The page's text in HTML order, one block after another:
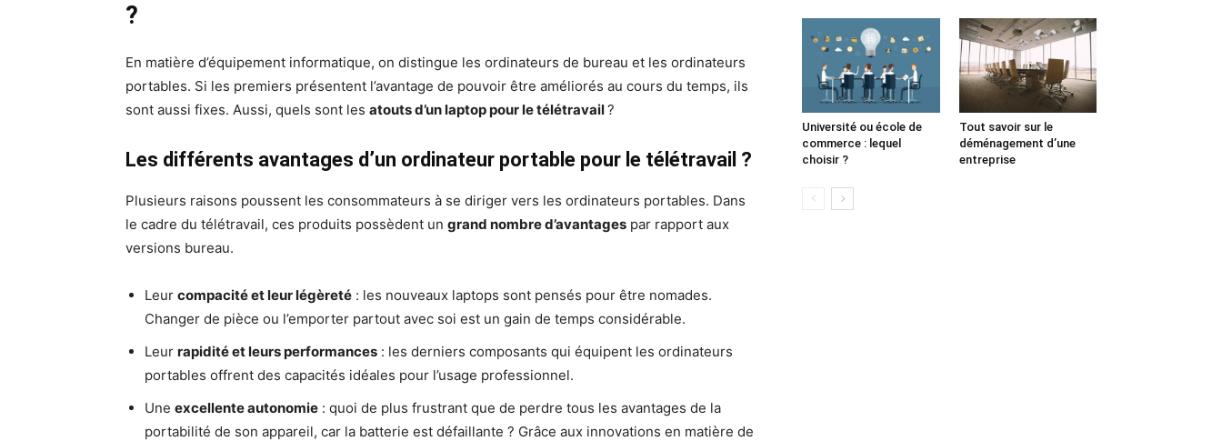
?
En matière d’équipement informatique, on distingue les ordinateurs de bureau et les ordinateurs
portables. Si les premiers présentent l’avantage de pouvoir être améliorés au cours du temps, ils
sont aussi fixes. Aussi, quels sont les atouts d’un laptop pour le télétravail?
Les différents avantages d’un ordinateur portable pour le télétravail ?
Plusieurs raisons poussent les consommateurs à se diriger vers les ordinateurs portables. Dans
le cadre du télétravail, ces produits possèdent un grand nombre d’avantages par rapport aux
versions bureau.
Leur compacité et leur légèreté : les nouveaux laptops sont pensés pour être nomades.
Changer de pièce ou l’emporter partout avec soi est un gain de temps considérable.
Leur rapidité et leurs performances : les derniers composants qui équipent les ordinateurs
portables offrent des capacités idéales pour l’usage professionnel.
Une excellente autonomie : quoi de plus frustrant que de perdre tous les avantages de la
portabilité de son appareil, car la batterie est défaillante ? Grâce aux innovations en matière de
Université ou école de
commerce : lequel
choisir ?
Tout savoir sur le
déménagement d’une
entreprise